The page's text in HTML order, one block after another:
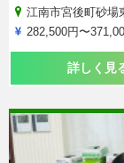
江南市宮後町砂場
282,500円〜
詳しく見